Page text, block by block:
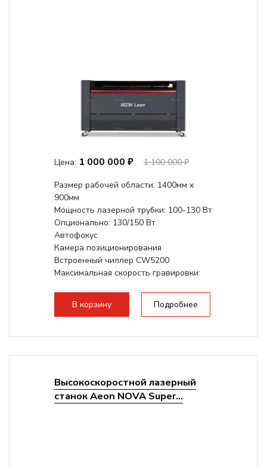
Цена: 1 000 000 ₽
1 100 000 ₽
Размер рабочей области: 1400мм х
900мм
Мощность лазерной трубки: 100-130 Вт
Опционально: 130/150 Вт
Автофокус
Камера позиционирования
Встроенный чиллер CW5200
Максимальная скорость гравировки:
140мм,...
В корзину Подробнее
Высокоскоростной лазерный
станок Aeon NOVA Super...